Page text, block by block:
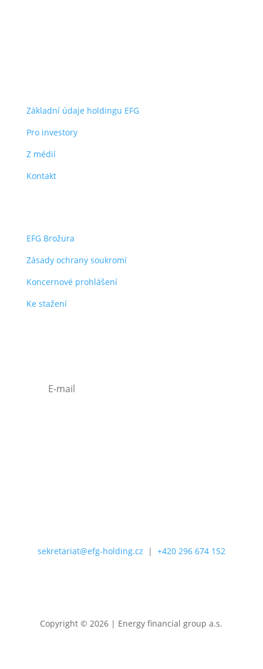
Základní údaje holdingu EFG
Pro investory
Z médií
Kontakt
EFG Brožura
Zásady ochrany soukromí
Koncernové prohlášení
Ke stažení
sekretariat@efg-holding.cz | +420 296 674 152
Copyright © 2026 | Energy financial group a.s.